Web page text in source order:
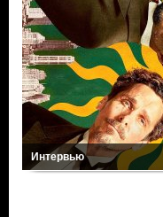
Интервью